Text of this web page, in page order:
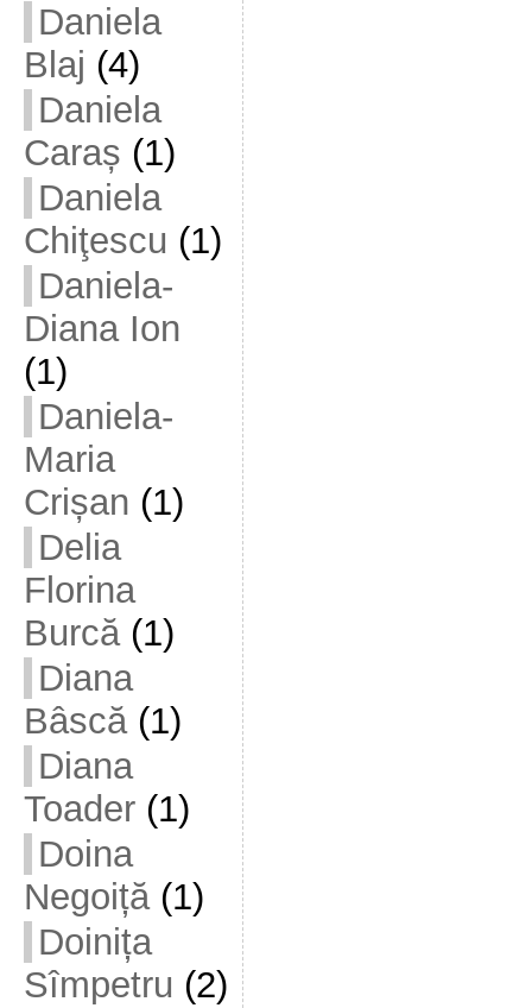
Daniela
Blaj (4)
Daniela
Caraș (1)
Daniela
Chiţescu (1)
Daniela-
Diana Ion
(1)
Daniela-
Maria
Crișan (1)
Delia
Florina
Burcă(1)
Diana
Bâscă(1)
Diana
Toader(1)
Doina
Negoiță(1)
Doinița
Sîmpetru (2)